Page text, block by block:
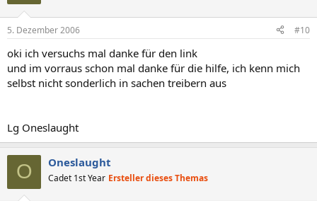
5. Dezember 2006 #10
oki ich versuchs mal danke für den link
und im vorraus schon mal danke für die hilfe, ich kenn mich
selbst nicht sonderlich in sachen treibern aus
Lg Oneslaught
O Oneslaught
Cadet 1st Year Ersteller dieses Themas